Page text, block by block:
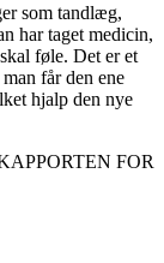
som tandlæg,
har taget medicin,
føle. Det er et
får den ene
hjalp den nye
FOR